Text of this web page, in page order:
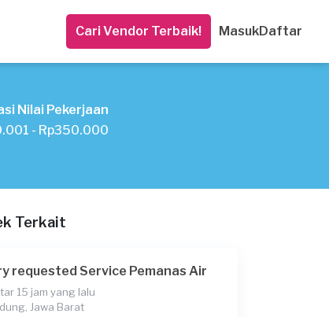
Cari Vendor Terbaik! MasukDaftar
Nilai Pekerjaan
- Rp350.000
Terkait
requested Service Pemanas Air
15 jam yang lalu
Jawa Barat